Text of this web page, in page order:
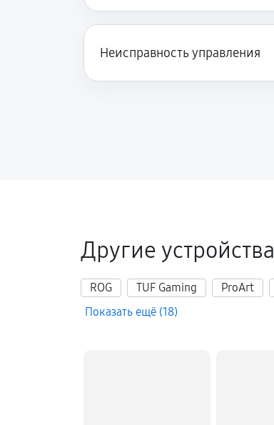
Неисправность управления
Другие устройства
ROG TUF Gaming ProArt
Показать ещё (18)